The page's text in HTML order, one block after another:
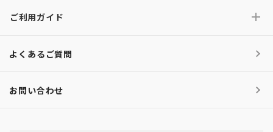
ご利用ガイド
よくあるご質問
お問い合わせ